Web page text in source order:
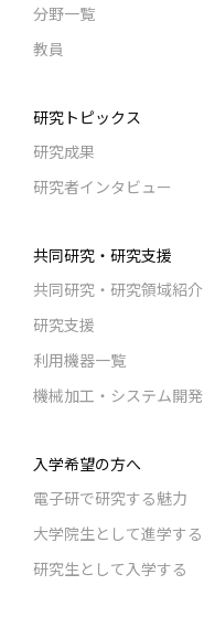
分野一覧
教員
研究トピックス
研究成果
研究者インタビュー
共同研究・研究支援
共同研究・研究領域紹介
研究支援
利用機器一覧
機械加工・システム開発
入学希望の方へ
電子研で研究する魅力
大学院生として進学する
研究生として入学する